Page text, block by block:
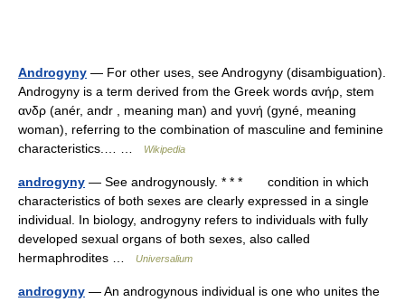
Androgyny — For other uses, see Androgyny (disambiguation).
Androgyny is a term derived from the Greek words ανήρ, stem
ανδρ (anér, andr , meaning man) and γυνή (gyné, meaning
woman), referring to the combination of masculine and feminine
characteristics.… …
Wikipedia
androgyny — See androgynously. * * * condition in which
characteristics of both sexes are clearly expressed in a single
individual. In biology, androgyny refers to individuals with fully
developed sexual organs of both sexes, also called
hermaphrodites …
Universalium
androgyny — An androgynous individual is one who unites the